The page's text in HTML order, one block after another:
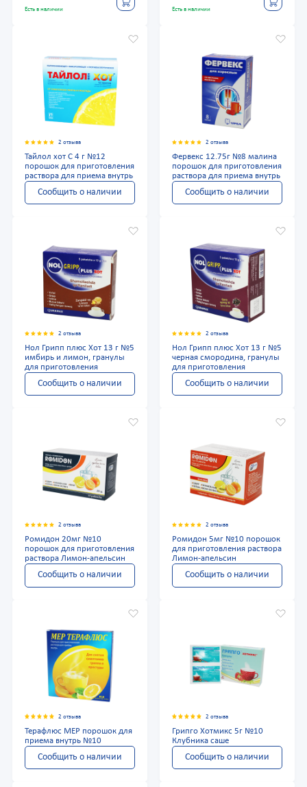
Есть в наличии Есть в наличии
2 отзыва
Тайлол хот С 4 г №12
порошок для приготовления
раствора для приема внутрь
Сообщить о наличии
2 отзыва
Фервекс 12.75г №8 малина
порошок для приготовления
раствора для приема внутрь
Сообщить о наличии
2 отзыва
Нол Грипп плюс Хот 13 г №5
имбирь и лимон, гранулы
для приготовления
Сообщить о наличии
2 отзыва
Нол Грипп плюс Хот 13 г №5
черная смородина, гранулы
для приготовления
Сообщить о наличии
2 отзыва
Ромидон 20мг №10
порошок для приготовления
раствора Лимон-апельсин
Сообщить о наличии
2 отзыва
Ромидон 5мг №10 порошок
для приготовления раствора
Лимон-апельсин
Сообщить о наличии
2 отзыва
Терафлюс МЕР порошок для
приема внутрь №10
Сообщить о наличии
2 отзыва
Грипго Хотмикс 5г №10
Клубника саше
Сообщить о наличии